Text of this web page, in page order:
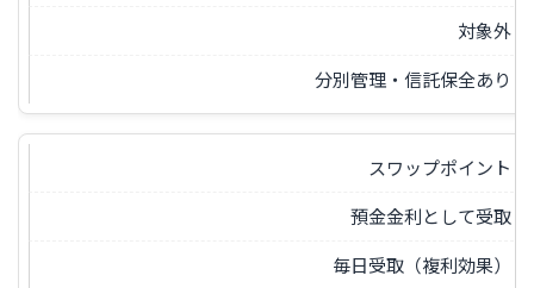
対象外
分別管理・信託保全あり
スワップポイント
預金金利として受取
毎日受取（複利効果）